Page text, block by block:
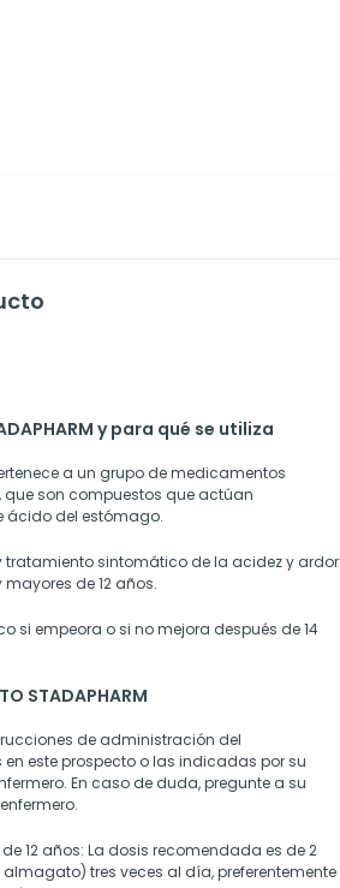
y para qué se utiliza
pertenece a un grupo de medicamentos
son compuestos que actúan
ácido del estómago.
tratamiento sintomático de la acidez y ardor
de 12 años.
si empeora o si no mejora después de 14
STADAPHARM
de administración del
este prospecto o las indicadas por su
En caso de duda, pregunte a su
12 años: La dosis recomendada es de 2
tres veces al día, preferentemente